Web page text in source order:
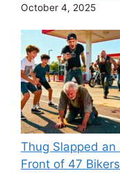
October 4, 2025
Thug Slapped an
Front of 47 Bikers